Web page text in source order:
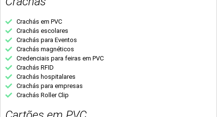
Crachás em PVC
Crachás escolares
Crachás para Eventos
Crachás magnéticos
Credenciais para feiras em PVC
Crachás RFID
Crachás hospitalares
Crachás para empresas
Crachás Roller Clip